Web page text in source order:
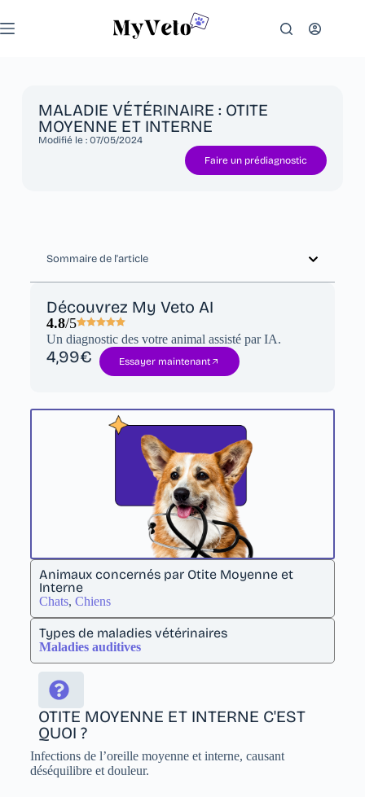
MALADIE VÉTÉRINAIRE : OTITE
MOYENNE ET INTERNE
Modifié le : 07/05/2024
Faire un prédiagnostic
Sommaire de l'article
Découvrez My Veto AI
4.8/5
Un diagnostic des votre animal assisté par IA.
4,99€ Essayer maintenant
Animaux concernés par Otite Moyenne et
Interne
Chats, Chiens
Types de maladies vétérinaires
Maladies auditives
OTITE MOYENNE ET INTERNE C'EST
QUOI ?
Infections de l’oreille moyenne et interne, causant
déséquilibre et douleur.